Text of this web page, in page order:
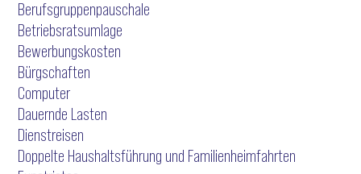
Berufsgruppenpauschale
Betriebsratsumlage
Bewerbungskosten
Bürgschaften
Computer
Dauernde Lasten
Dienstreisen
Doppelte Haushaltsführung und Familienheimfahrten